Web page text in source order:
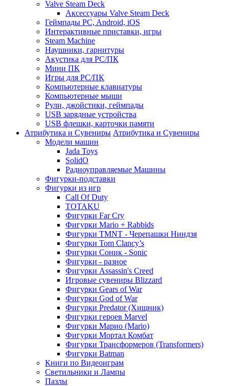
Valve Steam Deck
Аксессуары Valve Steam Deck
Геймпады PC, Android, iOS
Интерактивные приставки, игры
Steam Machine
Наушники, гарнитуры
Акустика для PC/ПК
Мини ПК
Игры для PC/ПК
Компьютерные клавиатуры
Компьютерные мыши
Рули, джойстики, геймпады
USB зарядные устройства
USB флешки, карточки памяти
Атрибутика и Сувениры Атрибутика и Сувениры
Модели машин
Jada Toys
SolidO
Радиоуправляемые Машины
Фигурки-подставки
Фигурки из игр
Call Of Duty
TOTAKU
Фигурки Far Cry
Фигурки Mario + Rabbids
Фигурки TMNT - Черепашки Ниндзя
Фигурки Tom Clancy’s
Фигурки Соник - Sonic
Фигурки - разное
Фигурки Assassin's Creed
Игровые сувениры Blizzard
Фигурки Gears of War
Фигурки God of War
Фигурки Predator (Хищник)
Фигурки героев Marvel
Фигурки Марио (Mario)
Фигурки Мортал Комбат
Фигурки Трансформеров (Transformers)
Фигурки Batman
Книги по Видеоиграм
Светильники и Лампы
Пазлы